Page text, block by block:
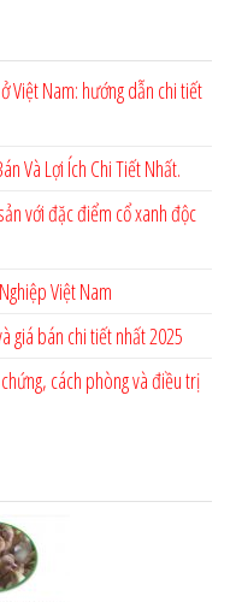
Việt Nam: hướng dẫn chi tiết
Và Lợi Ích Chi Tiết Nhất.
với đặc điểm cổ xanh độc
Việt Nam
giá bán chi tiết nhất 2025
cách phòng và điều trị